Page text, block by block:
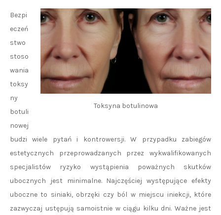
Toksyna botulinowa
Bezpi
eczeń
stwo
stoso
wania
toksy
ny
botuli
nowej
budzi wiele pytań i kontrowersji. W przypadku zabiegów
estetycznych przeprowadzanych przez wykwalifikowanych
specjalistów ryzyko wystąpienia poważnych skutków
ubocznych jest minimalne. Najczęściej występujące efekty
uboczne to siniaki, obrzęki czy ból w miejscu iniekcji, które
zazwyczaj ustępują samoistnie w ciągu kilku dni. Ważne jest